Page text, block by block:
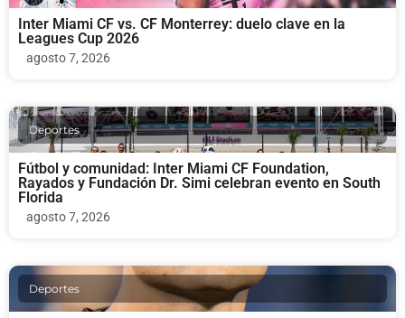
Inter Miami CF vs. CF Monterrey: duelo clave en la
Leagues Cup 2026
agosto 7, 2026
Deportes
Fútbol y comunidad: Inter Miami CF Foundation,
Rayados y Fundación Dr. Simi celebran evento en South
Florida
agosto 7, 2026
Deportes